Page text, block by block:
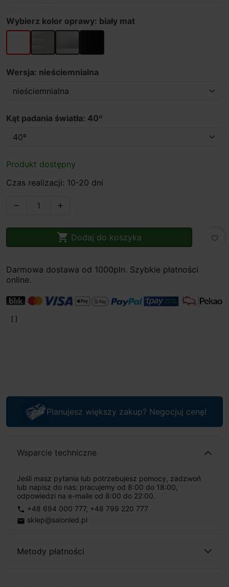
Wybierz kolor oprawy: biały mat
biały mataluminium polerowane
srebrno-szaryczarny półmat
Wersja: nieściemnialna
Kąt padania światła: 40º
Produkt dostępny
Czas realizacji: 10-20 dni
 
 Dodaj do koszyka favorite_border
Darmowa dostawa od 1000pln. Szybkie płatności
online.
Planujesz większy zakup? Negocjuj cenę!
Wsparcie techniczne
Jeśli masz pytania lub potrzebujesz pomocy, zadzwoń
lub napisz do nas: pracujemy od 8:00 do 18:00,
odpowiedzi na e-maile od 8:00 do 22:00.
phone +48 694 000 777, +48 799 220 777
email sklep@salonled.pl
Metody płatności